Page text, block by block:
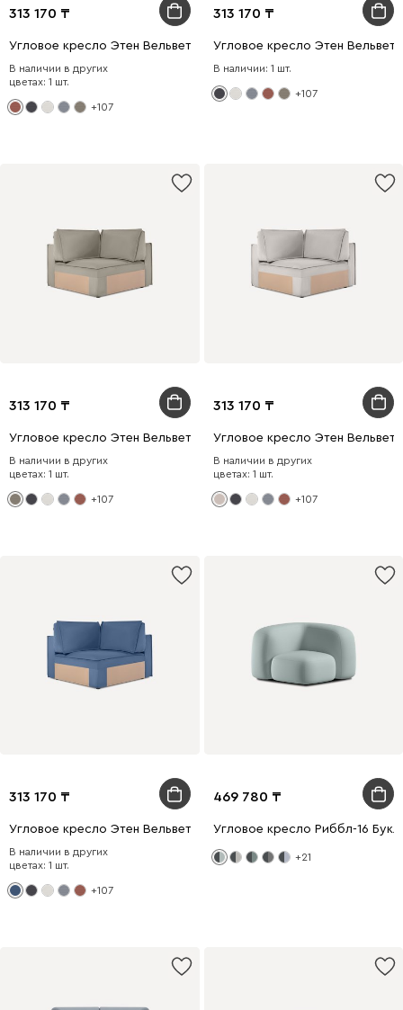
313 170
Угловое кресло Этен Вельвет Терракотовый
В наличии в других
цветах: 1 шт.
+107
313 170
Угловое кресло Этен Вельвет
В наличии: 1 шт.
+107
313 170
Угловое кресло Этен Вельвет Бежевый
В наличии в других
цветах: 1 шт.
+107
313 170
Угловое кресло Этен
В наличии в других
цветах: 1 шт.
+107
313 170
Угловое кресло Этен Вельвет Синий
В наличии в других
цветах: 1 шт.
+107
469 780
Угловое кресло Риббл-16
+21